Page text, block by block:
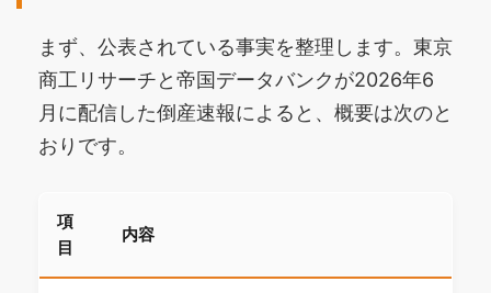
まず、公表されている事実を整理します。東京
商工リサーチと帝国データバンクが2026年6
月に配信した倒産速報によると、概要は次のと
おりです。
項
目
内容